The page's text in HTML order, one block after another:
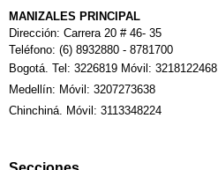
MANIZALES PRINCIPAL
Dirección: Carrera 20 # 46- 35
Teléfono: (6) 8932880 - 8781700
Bogotá. Tel: 3226819 Móvil: 3218122468
Medellín: Móvil: 3207273638
Chinchiná. Móvil: 3113348224